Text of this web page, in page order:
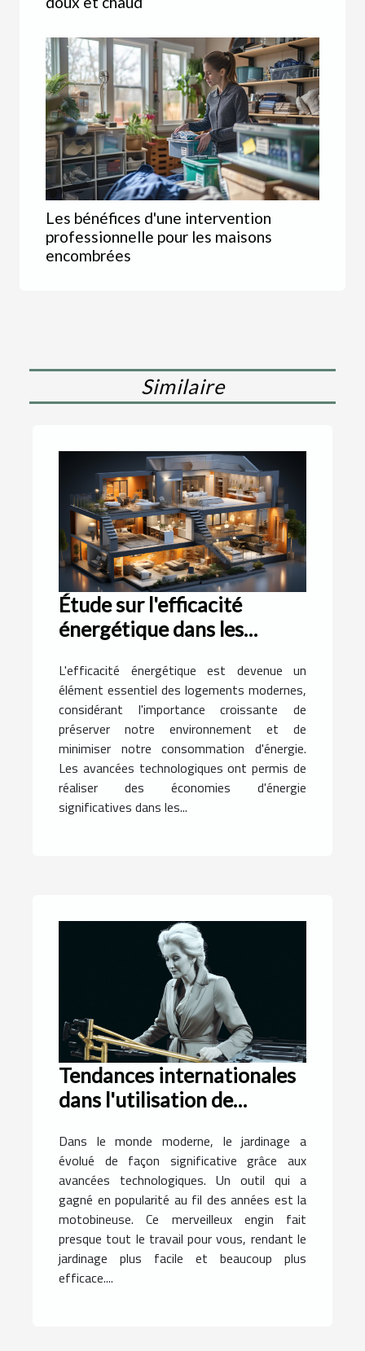
Les bénéfices d'une intervention
professionnelle pour les maisons
encombrées
Similaire
Étude sur l'efficacité
énergétique dans les
L'efficacité énergétique est devenue un
élément essentiel des logements modernes,
considérant l'importance croissante de
préserver notre environnement et de
minimiser notre consommation d'énergie.
Les avancées technologiques ont permis de
réaliser des économies d'énergie
significatives dans les...
Tendances internationales
dans l'utilisation de
Dans le monde moderne, le jardinage a
évolué de façon significative grâce aux
avancées technologiques. Un outil qui a
gagné en popularité au fil des années est la
motobineuse. Ce merveilleux engin fait
presque tout le travail pour vous, rendant le
jardinage plus facile et beaucoup plus
efficace....